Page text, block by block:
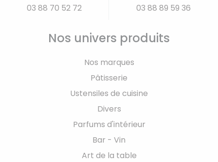
03 88 70 52 72
03 88 89 59 36
Nos univers produits
Nos marques
Pâtisserie
Ustensiles de cuisine
Divers
Parfums d'intérieur
Bar - Vin
Art de la table